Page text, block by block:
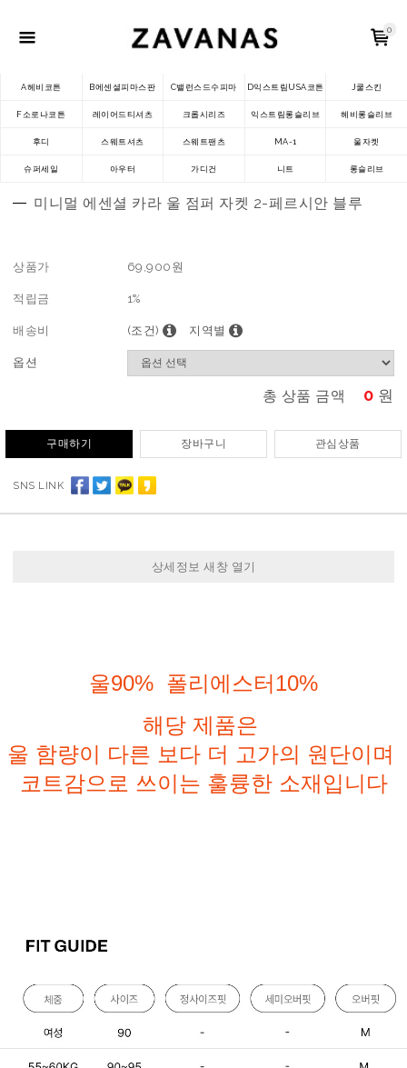
0
A헤비코튼 B에센셜피마스판 C밸런스드수피마 D익스트림USA코튼 J쿨스킨
F소로나코튼 레이어드티셔츠 크롭시리즈 익스트림롱슬리브 헤비롱슬리브
후디 스웨트셔츠 스웨트팬츠 MA-1 울자켓
슈퍼세일 아우터 가디건 니트 롱슬리브
미니멀 에센셜 카라 울 점퍼 자켓 2-페르시안 블루
상품가 69,900 원
적립금 1%
배송비 (조건) 지역별
옵션
총 상품 금액 0 원
구매하기 장바구니 관심상품
SNS LINK
상세정보 새창 열기
울90% 폴리에스터10%
해당 제품은
울 함량이 다른 보다 더 고가의 원단이며
코트감으로 쓰이는 훌륭한 소재입니다